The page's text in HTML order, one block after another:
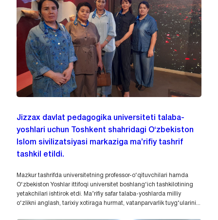
Jizzax davlat pedagogika universiteti talaba-
yoshlari uchun Toshkent shahridagi O‘zbekiston
Islom sivilizatsiyasi markaziga ma’rifiy tashrif
tashkil etildi.
Mazkur tashrifda universitetning professor-o‘qituvchilari hamda
O‘zbekiston Yoshlar ittifoqi universitet boshlang‘ich tashkilotining
yetakchilari ishtirok etdi. Ma’rifiy safar talaba-yoshlarda milliy
o‘zlikni anglash, tarixiy xotiraga hurmat, vatanparvarlik tuyg‘ularini...